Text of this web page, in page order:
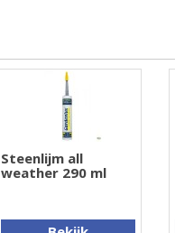
Steenlijm all
weather 290 ml